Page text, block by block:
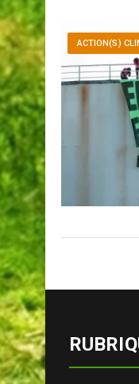
ACTION(S)